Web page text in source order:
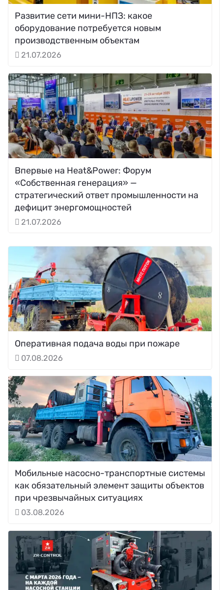
Развитие сети мини-НПЗ: какое
оборудование потребуется новым
производственным объектам
21.07.2026
Впервые на Heat&Power: Форум
«Собственная генерация» —
стратегический ответ промышленности на
дефицит энергомощностей
21.07.2026
Оперативная подача воды при пожаре
07.08.2026
Мобильные насосно-транспортные системы
как обязательный элемент защиты объектов
при чрезвычайных ситуациях
03.08.2026